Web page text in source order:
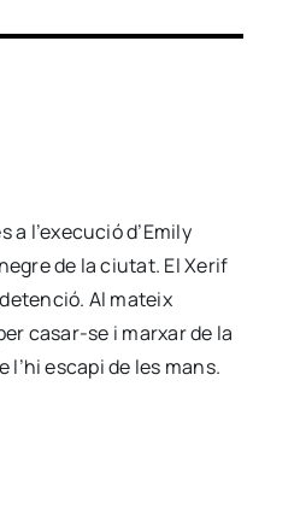
l’execució d’Emily
de la ciutat. El Xerif
Al mateix
casar-se i marxar de la
escapi de les mans.